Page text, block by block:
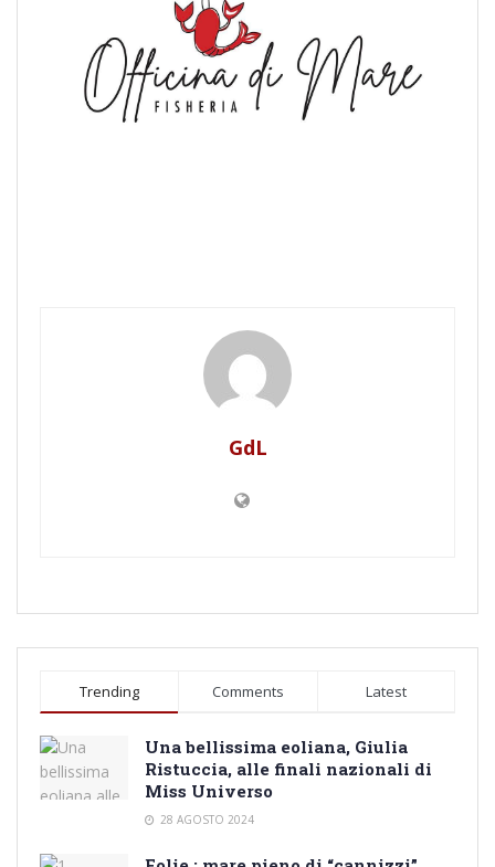
GdL
Trending Comments Latest
Una bellissima eoliana, Giulia
Ristuccia, alle finali nazionali di
Miss Universo
28 AGOSTO 2024